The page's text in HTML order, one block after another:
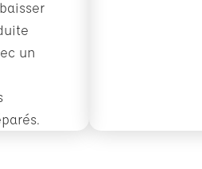
un
14 ans : former plus tôt pour